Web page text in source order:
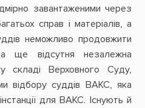
завантаженими через
справ і матеріалів, а
неможливо продовжити
ще відсутня незалежна
складі Верховного Суду,
відбору суддів ВАКС, яка
для ВАКС. Існують й